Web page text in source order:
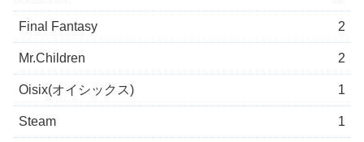
Final Fantasy 2
Mr.Children 2
Oisix(オイシックス) 1
Steam 1